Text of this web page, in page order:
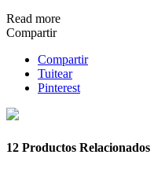
Read more
Compartir
Compartir
Tuitear
Pinterest
12 Productos Relacionados